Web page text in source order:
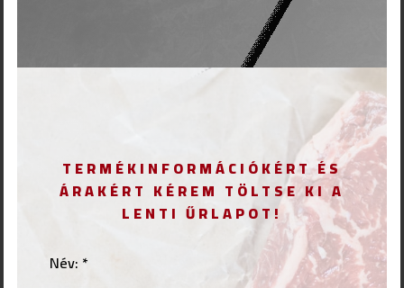
TERMÉKINFORMÁCIÓKÉRT ÉS
ÁRAKÉRT KÉREM TÖLTSE KI A
LENTI ŰRLAPOT!